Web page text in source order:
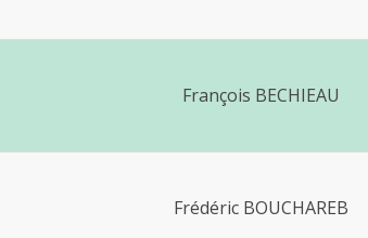
François BECHIEAU
Frédéric BOUCHAREB